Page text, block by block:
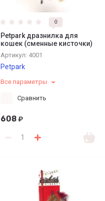
0
Petpark дразнилка для
кошек (сменные кисточки)
Артикул: 4001
Petpark
Все параметры
Сравнить
608 ₽